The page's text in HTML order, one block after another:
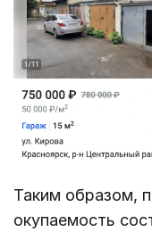
Таким образом,
окупаемость